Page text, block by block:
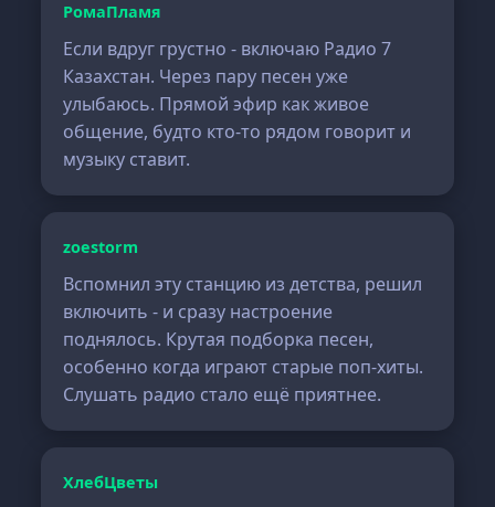
РомаПламя
Если вдруг грустно - включаю Радио 7
Казахстан. Через пару песен уже
улыбаюсь. Прямой эфир как живое
общение, будто кто-то рядом говорит и
музыку ставит.
zoestorm
Вспомнил эту станцию из детства, решил
включить - и сразу настроение
поднялось. Крутая подборка песен,
особенно когда играют старые поп-хиты.
Слушать радио стало ещё приятнее.
ХлебЦветы